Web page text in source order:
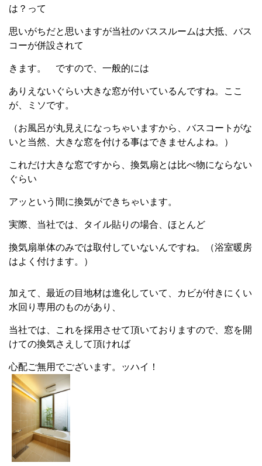
は？って
思いがちだと思いますが当社のバススルームは大抵、バス
コーが併設されて
きます。 ですので、一般的には
ありえないぐらい大きな窓が付いているんですね。ここ
が、ミソです。
（お風呂が丸見えになっちゃいますから、バスコートがな
いと当然、大きな窓を付ける事はできませんよね。）
これだけ大きな窓ですから、換気扇とは比べ物にならない
ぐらい
アッという間に換気ができちゃいます。
実際、当社では、タイル貼りの場合、ほとんど
換気扇単体のみでは取付していないんですね。（浴室暖房
はよく付けます。）
加えて、最近の目地材は進化していて、カビが付きにくい
水回り専用のものがあり、
当社では、これを採用させて頂いておりますので、窓を開
けての換気さえして頂ければ
心配ご無用でございます。ッハイ！